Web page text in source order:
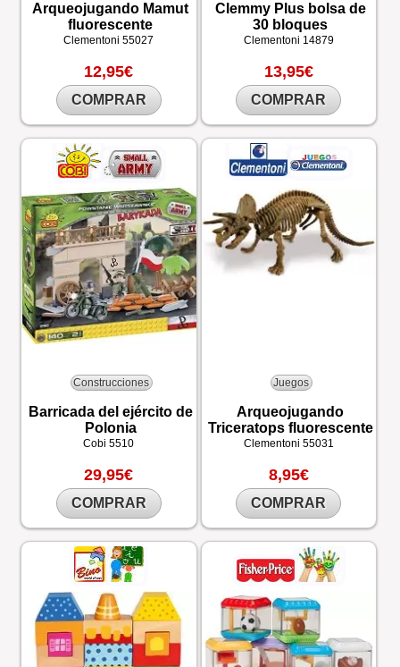
Arqueojugando Mamut
fluorescente
Clementoni55027
12,95€
COMPRAR
Clemmy Plus bolsa de
30 bloques
Clementoni 14879
13,95€
COMPRAR
Construcciones
Barricada del ejército de
Polonia
Cobi5510
29,95€
COMPRAR
Juegos
Arqueojugando
Triceratops fluorescente
Clementoni 55031
8,95€
COMPRAR